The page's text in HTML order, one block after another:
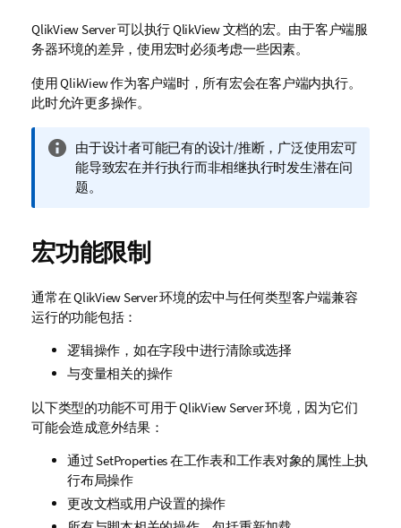
QlikView Server 可以执行 QlikView 文档的宏。由于客户端服
务器环境的差异，使用宏时必须考虑一些因素。
使用 QlikView 作为客户端时，所有宏会在客户端内执行。
此时允许更多操作。
信
息
注
由于设计者可能已有的设计/推断，广泛使用宏可
能导致宏在并行执行而非相继执行时发生潜在问
题。
宏功能限制
通常在 QlikView Server 环境的宏中与任何类型客户端兼容
运行的功能包括：
逻辑操作，如在字段中进行清除或选择
与变量相关的操作
以下类型的功能不可用于 QlikView Server 环境，因为它们
可能会造成意外结果：
通过 SetProperties 在工作表和工作表对象的属性上执
行布局操作
更改文档或用户设置的操作